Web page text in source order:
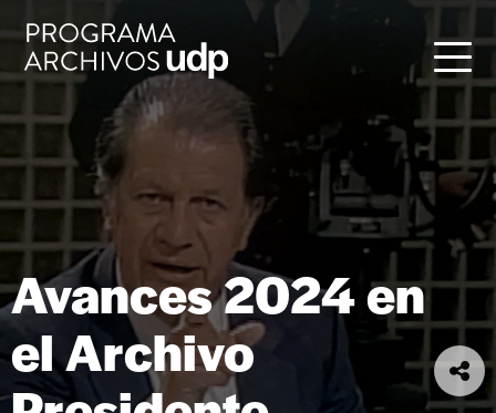
Avances 2024 en
el Archivo